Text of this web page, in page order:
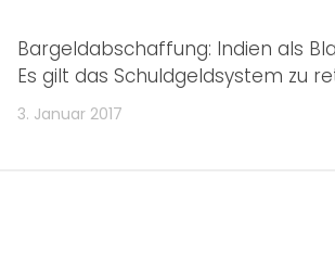
Bargeldabschaffung: Indien als
Es gilt das Schuldgeldsystem zu
3. Januar 2017